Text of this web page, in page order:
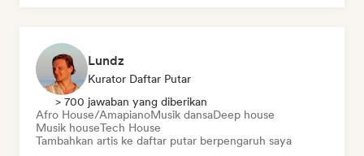
Lundz
Kurator Daftar Putar
> 700 jawaban yang diberikan
Afro House/AmapianoMusik dansaDeep house
Musik houseTech House
Tambahkan artis ke daftar putar berpengaruh saya